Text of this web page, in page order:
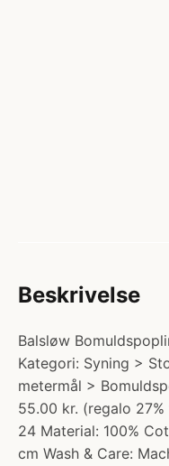
Beskrivelse
Balsløw
Kategori: Syning >
metermål >
55.00 kr. (regalo
24 Material: 100%
cm Wash & Care: